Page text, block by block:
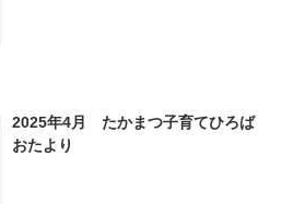
2025年4月 たかまつ子育てひろば
おたより